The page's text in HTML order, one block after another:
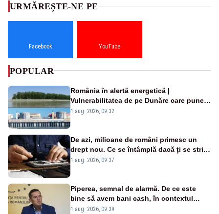
URMĂREȘTE-NE PE
Facebook YouTube
POPULAR
România în alertă energetică |
Vulnerabilitatea de pe Dunăre care pune
în pericol Centrala Cernavodă era
1 aug. 2026, 09:32
De azi, milioane de români primesc un
drept nou. Ce se întâmplă dacă ți se strică
un produs
1 aug. 2026, 09:37
Piperea, semnal de alarmă. De ce este
bine să avem bani cash, în contextul
alertei energetice?
1 aug. 2026, 09:39